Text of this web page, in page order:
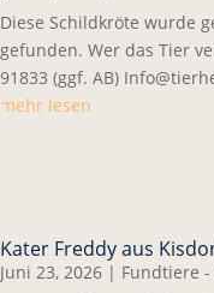
Diese Schildkröte wurde
gefunden. Wer das Tier
91833 (ggf. AB)
mehr lesen
Kater Freddy aus
Juni 23, 2026 | Fundtiere